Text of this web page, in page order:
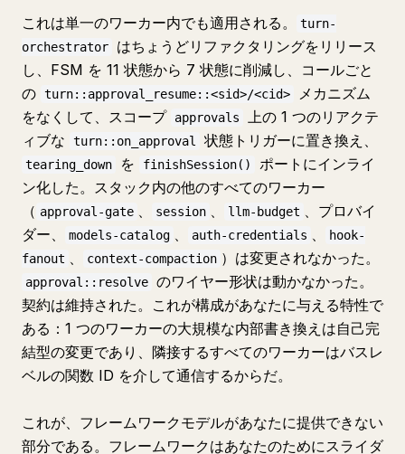
これは単一のワーカー内でも適用される。
turn-
orchestrator
はちょうどリファクタリングをリリース
し、FSM を 11 状態から 7 状態に削減し、コールごと
の turn::approval_resume::<sid>/<cid>
メカニズム
をなくして、スコープ approvals
上の 1 つのリアクテ
ィブな
turn::on_approval 状態トリガーに置き換え、
tearing_down を finishSession()
ポートにインライ
ン化した。スタック内の他のすべてのワーカー
（ approval-gate 、 session 、 llm-budget 、プロバイ
ダー、
models-catalog 、 auth-credentials 、
hook-
fanout 、 context-compaction ）は変更されなかった。
approval::resolve のワイヤー形状は動かなかった。
契約は維持された。これが構成があなたに与える特性で
ある：1 つのワーカーの大規模な内部書き換えは自己完
結型の変更であり、隣接するすべてのワーカーはバスレ
ベルの関数 ID を介して通信するからだ。
これが、フレームワークモデルがあなたに提供できない
部分である。フレームワークはあなたのためにスライダ